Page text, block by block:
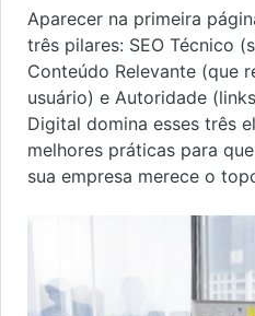
Aparecer na primeira
três pilares: SEO Técnico
Conteúdo Relevante (que
usuário) e Autoridade
Digital domina esses três
melhores práticas para
sua empresa merece o